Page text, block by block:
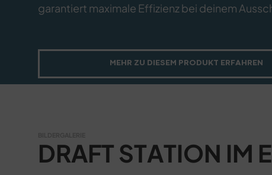
garantiert maximale Effizienz bei deinem
MEHR ZU DIESEM PRODUKT ERFAHREN
DRAFT STATION IM